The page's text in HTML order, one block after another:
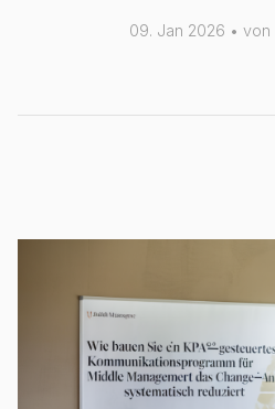
09. Jan 2026 • von